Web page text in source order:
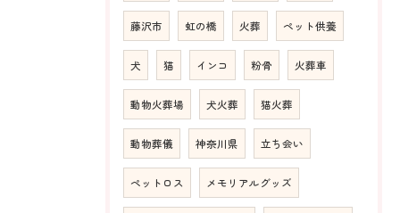
藤沢市 虹の橋 火葬 ペット供養
犬 猫 インコ 粉骨 火葬車
動物火葬場 犬火葬 猫火葬
動物葬儀 神奈川県 立ち会い
ペットロス メモリアルグッズ